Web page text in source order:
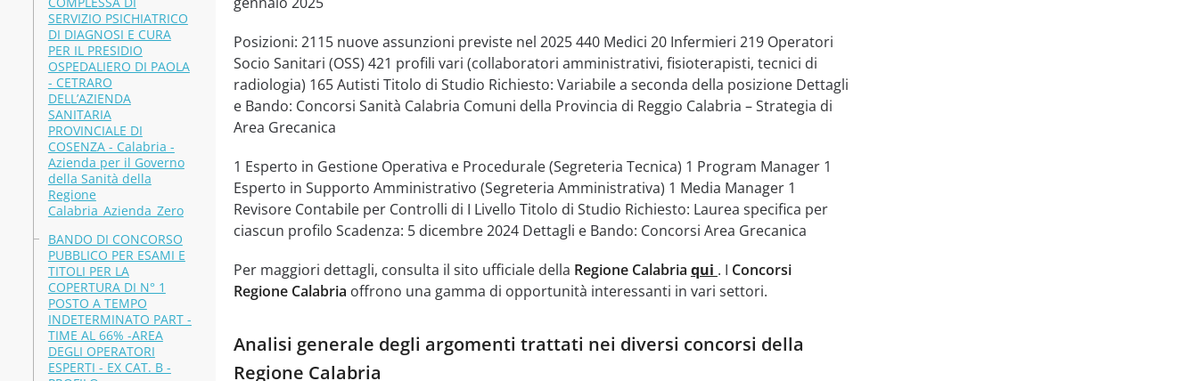
SERVIZIO PSICHIATRICO
DI DIAGNOSI E CURA
PER IL PRESIDIO
OSPEDALIERO DI PAOLA
- CETRARO
DELL’AZIENDA
SANITARIA
PROVINCIALE DI
COSENZA - Calabria -
Azienda per il Governo
della Sanità della
Regione
Calabria_Azienda_Zero
BANDO DI CONCORSO
PUBBLICO PER ESAMI E
TITOLI PER LA
COPERTURA DI N° 1
POSTO A TEMPO
INDETERMINATO PART -
TIME AL 66% -AREA
DEGLI OPERATORI
ESPERTI - EX CAT. B -
Posizioni: 2115 nuove assunzioni previste nel 2025 440 Medici 20 Infermieri 219 Operatori
Socio Sanitari (OSS) 421 profili vari (collaboratori amministrativi, fisioterapisti, tecnici di
radiologia) 165 Autisti Titolo di Studio Richiesto: Variabile a seconda della posizione Dettagli
e Bando: Concorsi Sanità Calabria Comuni della Provincia di Reggio Calabria – Strategia di
Area Grecanica
1 Esperto in Gestione Operativa e Procedurale (Segreteria Tecnica) 1 Program Manager 1
Esperto in Supporto Amministrativo (Segreteria Amministrativa) 1 Media Manager 1
Revisore Contabile per Controlli di I Livello Titolo di Studio Richiesto: Laurea specifica per
ciascun profilo Scadenza: 5 dicembre 2024 Dettagli e Bando: Concorsi Area Grecanica
Per maggiori dettagli, consulta il sito ufficiale della Regione Calabria qui . I Concorsi
Regione Calabria offrono una gamma di opportunità interessanti in vari settori.
Analisi generale degli argomenti trattati nei diversi concorsi della
Regione Calabria